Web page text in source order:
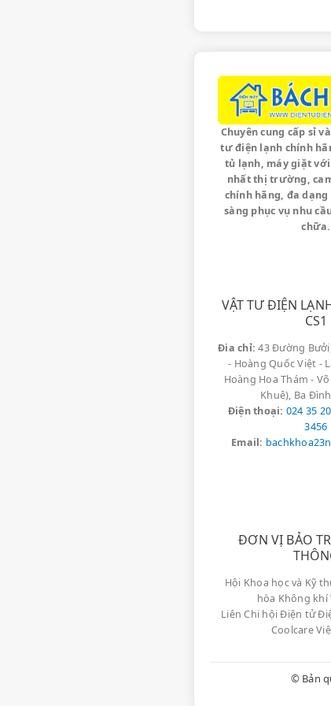
100% Kỹ sư,
hiệu quả.
Sửa chữa tại
Thanh Bình**
Linh kiện
Đánh
Thanh
"Máy sưởi dầu
làm việc rất
Chuyên cung cấp sỉ
tư điện lạnh chính
tủ lạnh, máy giặt
nhất thị trường,
chính hãng, đa
sàng phục vụ nhu
chữa.
VẬT TƯ ĐIỆN
CS1
Đia chỉ: 43 Đường
- Hoàng Quốc Việt -
Hoàng Hoa Thám -
Khuê), Ba
Điện thoại: 024 35
3456
Email:
ĐƠN VỊ BẢO
Hội Khoa học và Kỹ
hòa Không khí
Liên Chi hội Điện tử
Coolcare
© Bản